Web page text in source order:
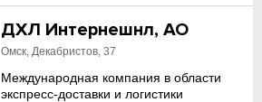
ДХЛ Интернешнл, АО
Омск, Декабристов, 37
Международная компания в области
экспресс-доставки и логистики